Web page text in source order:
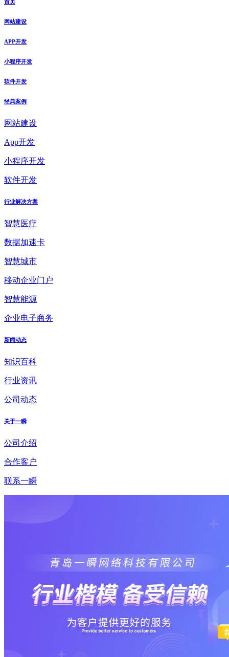
首页
网站建设
APP开发
小程序开发
软件开发
经典案例
网站建设
App开发
小程序开发
软件开发
行业解决方案
智慧医疗
数据加速卡
智慧城市
移动企业门户
智慧能源
企业电子商务
新闻动态
知识百科
行业资讯
公司动态
关于一瞬
公司介绍
合作客户
联系一瞬